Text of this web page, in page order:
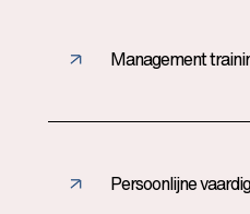
Management
Persoonlijne